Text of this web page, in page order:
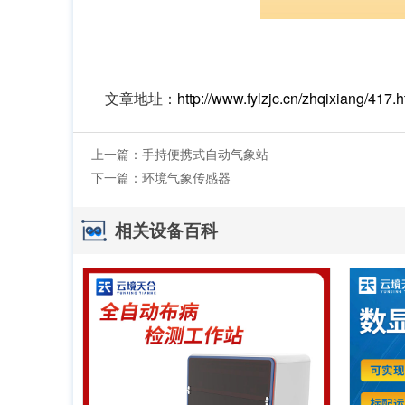
文章地址： http://www.fylzjc.cn/zhqixiang/
上一篇： 手持便携式自动气象站
下一篇： 环境气象传感器
相关设备百科